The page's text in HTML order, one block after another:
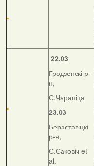
22.03
Гродзенскі р-
н,
С.Чарапіца
23.03
Бераставіцкі
р-н,
С.Саковіч et
al.